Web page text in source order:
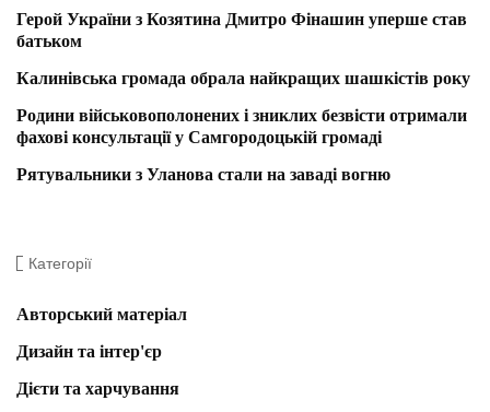
Герой України з Козятина Дмитро Фінашин уперше став
батьком
Калинівська громада обрала найкращих шашкістів року
Родини військовополонених і зниклих безвісти отримали
фахові консультації у Самгородоцькій громаді
Рятувальники з Уланова стали на заваді вогню
Категорії
Авторський матеріал
Дизайн та інтер'єр
Дієти та харчування